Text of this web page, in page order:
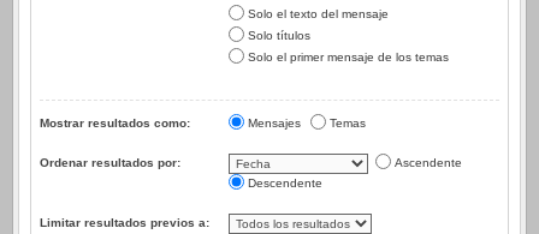
Solo el texto del mensaje
Solo títulos
Solo el primer mensaje de los temas
Mostrar resultados como: Mensajes Temas
Ordenar resultados por:
Ascendente
Descendente
Limitar resultados previos a: